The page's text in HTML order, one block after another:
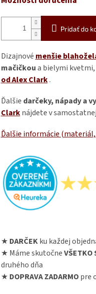
Pridať do
Dizajnovémenšie
mačičkoua bielymi
od Alex Clark.
Ďalšie darčeky, nápady a
Clark nájdete v
Ďalšie informácie
★ DARČEKku každej
★ Máme skutočneVŠETKO
druhého dňa
★ DOPRAVA ZADARMOpre